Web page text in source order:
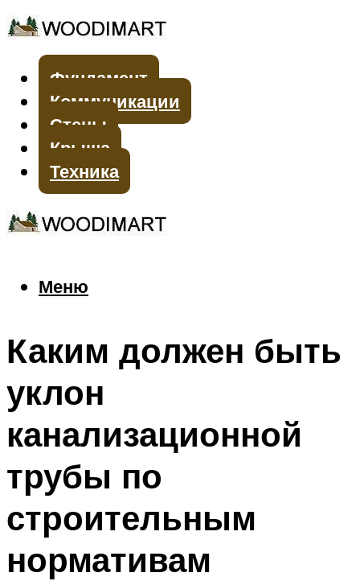
Фундамент
Коммуникации
Стены
Крыша
Техника
Меню
Меню
Каким должен быть
уклон
канализационной
трубы по
строительным
нормативам